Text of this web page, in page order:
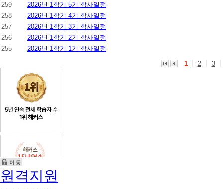
259
2026년 1학기 5기 학사일정
258
2026년 1학기 4기 학사일정
257
2026년 1학기 3기 학사일정
256
2026년 1학기 2기 학사일정
255
2026년 1학기 1기 학사일정
1
2 3
원격지원